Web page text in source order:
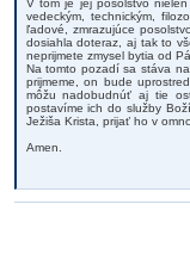
V tom je jej posolstvo
vedeckým, technickým,
ľadové, zmrazujúce
dosiahla doteraz, aj tak to
neprijmete zmysel bytia od
Na tomto pozadí sa stáva
prijmeme, on bude
môžu nadobudnúť aj tie
postavíme ich do služby
Ježiša Krista, prijať ho v
Amen.